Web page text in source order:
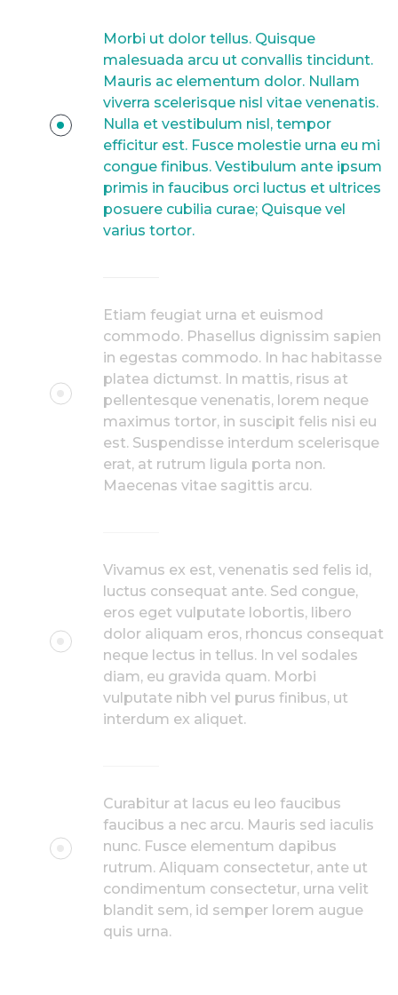
Morbi ut dolor tellus. Quisque
malesuada arcu ut convallis tincidunt.
Mauris ac elementum dolor. Nullam
viverra scelerisque nisl vitae venenatis.
Nulla et vestibulum nisl, tempor
efficitur est. Fusce molestie urna eu mi
congue finibus. Vestibulum ante ipsum
primis in faucibus orci luctus et ultrices
posuere cubilia curae; Quisque vel
varius tortor.
Etiam feugiat urna et euismod
commodo. Phasellus dignissim sapien
in egestas commodo. In hac habitasse
platea dictumst. In mattis, risus at
pellentesque venenatis, lorem neque
maximus tortor, in suscipit felis nisi eu
est. Suspendisse interdum scelerisque
erat, at rutrum ligula porta non.
Maecenas vitae sagittis arcu.
Vivamus ex est, venenatis sed felis id,
luctus consequat ante. Sed congue,
eros eget vulputate lobortis, libero
dolor aliquam eros, rhoncus consequat
neque lectus in tellus. In vel sodales
diam, eu gravida quam. Morbi
vulputate nibh vel purus finibus, ut
interdum ex aliquet.
Curabitur at lacus eu leo faucibus
faucibus a nec arcu. Mauris sed iaculis
nunc. Fusce elementum dapibus
rutrum. Aliquam consectetur, ante ut
condimentum consectetur, urna velit
blandit sem, id semper lorem augue
quis urna.